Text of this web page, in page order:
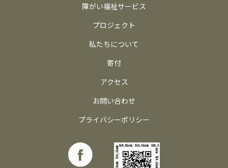
障がい福祉サービス
プロジェクト
私たちについて
寄付
アクセス
お問い合わせ
プライバシーポリシー